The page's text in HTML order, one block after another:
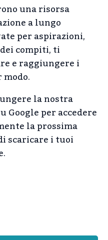
una risorsa
a lungo
per aspirazioni,
compiti, ti
e raggiungere i
la nostra
per accedere
la prossima
scaricare i tuoi